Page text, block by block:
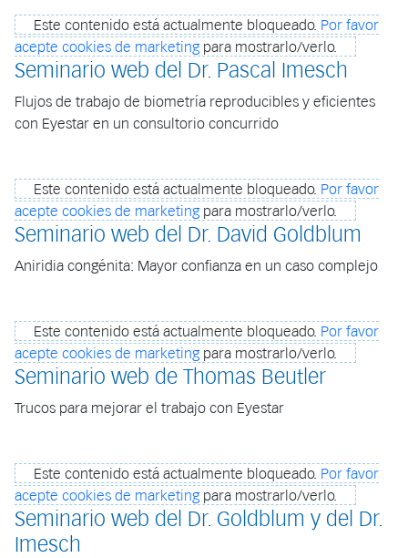
Este contenido está actualmente bloqueado. Por favor
acepte cookies de marketingpara mostrarlo/verlo.
Seminario web del Dr. Pascal Imesch
Flujos de trabajo de biometría reproducibles y eficientes
con Eyestar en un consultorio concurrido
Este contenido está actualmente bloqueado. Por favor
acepte cookies de marketingpara mostrarlo/verlo.
Seminario web del Dr. David Goldblum
Aniridia congénita: Mayor confianza en un caso complejo
Este contenido está actualmente bloqueado. Por favor
acepte cookies de marketingpara mostrarlo/verlo.
Seminario web de Thomas Beutler
Trucos para mejorar el trabajo con Eyestar
Este contenido está actualmente bloqueado. Por favor
acepte cookies de marketingpara mostrarlo/verlo.
Seminario web del Dr. Goldblum y del Dr.
Imesch